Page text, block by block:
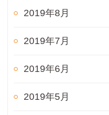
2019年8月
2019年7月
2019年6月
2019年5月